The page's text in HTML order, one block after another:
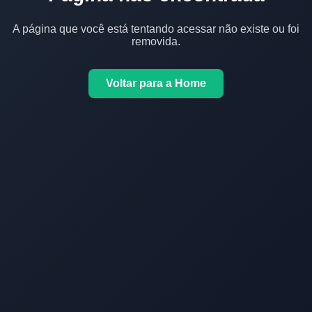
A página que você está tentando acessar não existe ou foi
removida.
Voltar para a Home